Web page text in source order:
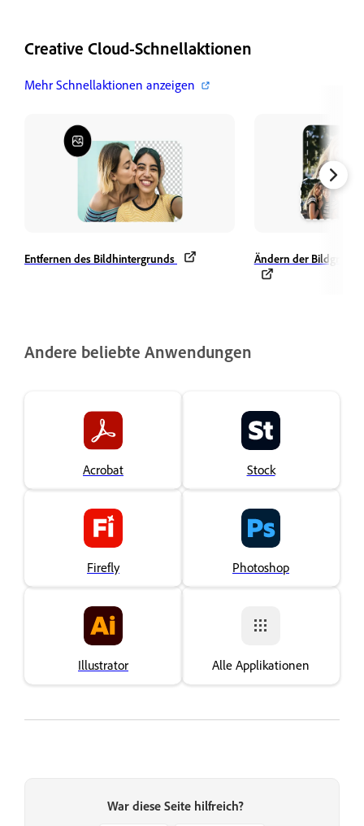
Creative Cloud-Schnellaktionen
Mehr Schnellaktionen anzeigen
Entfernen des Bildhintergrunds Ändern der Bildgröße
Andere beliebte Anwendungen
Acrobat Stock
Firefly Photoshop
Illustrator Alle Applikationen
War diese Seite hilfreich?